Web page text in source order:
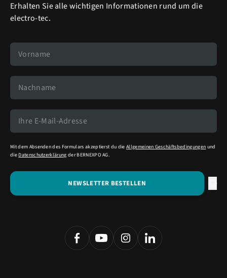
Erhalten Sie alle wichtigen Informationen rund um die
electro-tec.
Mit dem Absenden des Formulars akzeptierst du dieAllgemeinen Geschäftsbedingungen und
die Datenschutzerklärung der BERNEXPO AG.